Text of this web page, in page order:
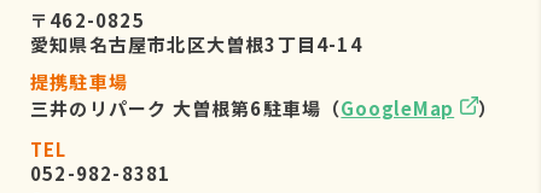
〒462-0825
愛知県名古屋市北区大曽根3丁目4-14
提携駐車場
三井のリパーク 大曽根第6駐車場（GoogleMap
）
TEL
052-982-8381